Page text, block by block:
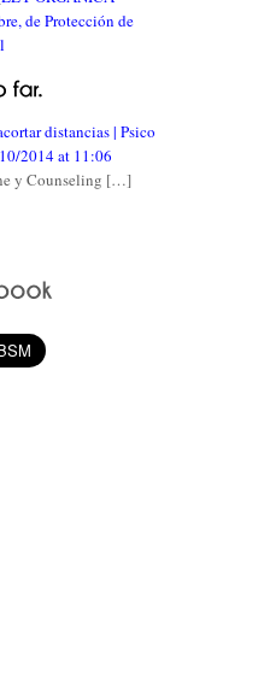
de Protección de
distancias | Psico
2014 at 11:06
y Counseling […]